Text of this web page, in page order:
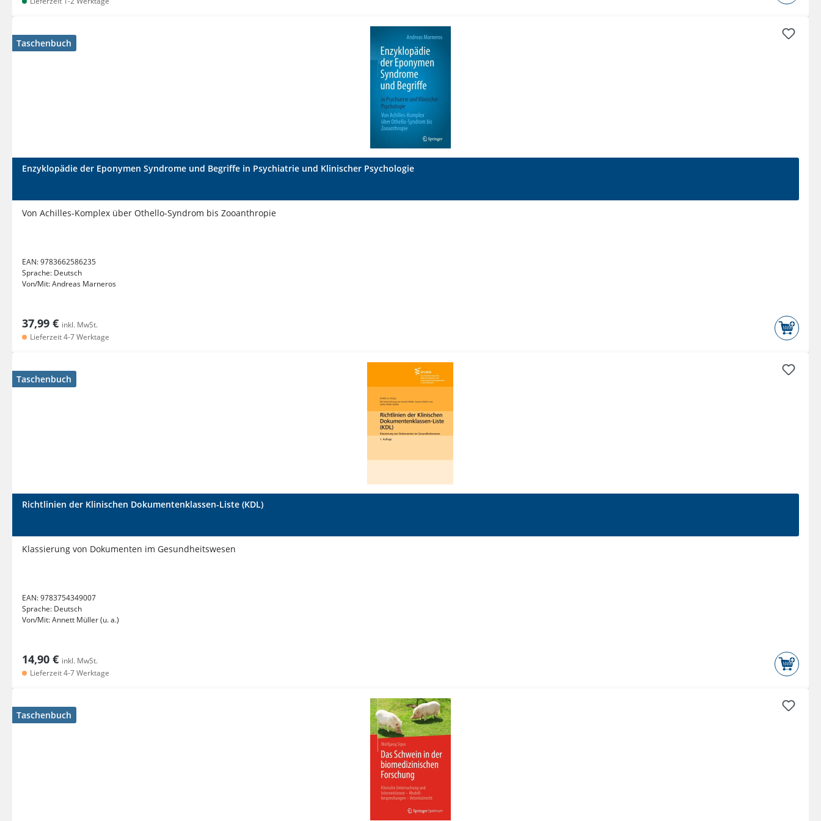
Taschenbuch
Enzyklopädie der Eponymen Syndrome und Begriffe in Psychiatrie und Klinischer Psychologie
Von Achilles-Komplex über Othello-Syndrom bis Zooanthropie
EAN:9783662586235
Sprache: Deutsch
Von/Mit:Andreas Marneros
37,99 € inkl. MwSt.
Lieferzeit 4-7 Werktage
Taschenbuch
Richtlinien der Klinischen Dokumentenklassen-Liste (KDL)
Klassierung von Dokumenten im Gesundheitswesen
EAN:9783754349007
Sprache: Deutsch
Von/Mit:Annett Müller (u. a.)
14,90 € inkl. MwSt.
Lieferzeit 4-7 Werktage
Taschenbuch